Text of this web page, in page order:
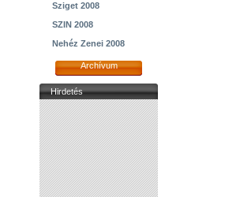
Sziget 2008
SZIN 2008
Nehéz Zenei 2008
Archívum
Hirdetés